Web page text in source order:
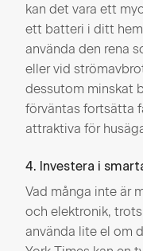
kan det vara ett
ett batteri i ditt
använda den rena
eller vid
dessutom minskat
förväntas fortsätta
attraktiva för
4. Investera i
Vad många inte är
och elektronik,
använda lite el om